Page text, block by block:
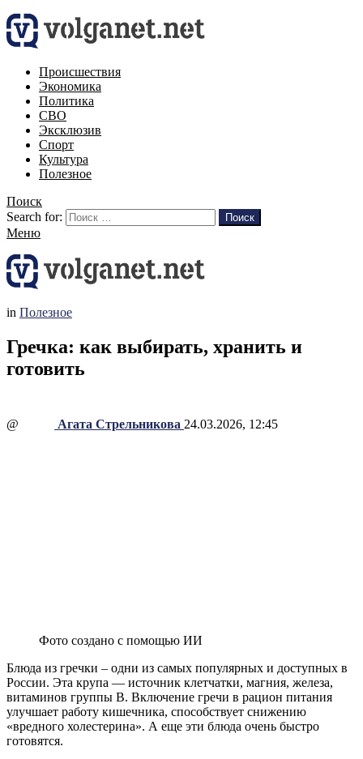
Происшествия
Экономика
Политика
СВО
Эксклюзив
Спорт
Культура
Полезное
Поиск
Search for:
Поиск
Меню
in Полезное
Гречка: как выбирать, хранить и
готовить
@ Агата Стрельникова 24.03.2026, 12:45
Фото создано с помощью ИИ
Блюда из гречки – одни из самых популярных и доступных в
России. Эта крупа — источник клетчатки, магния, железа,
витаминов группы В. Включение гречи в рацион питания
улучшает работу кишечника, способствует снижению
«вредного холестерина». А еще эти блюда очень быстро
готовятся.